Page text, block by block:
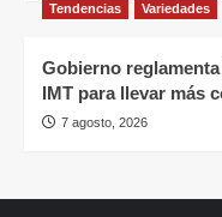
Tendencias Variedades
Gobierno
IMT para llevar más
7 agosto, 2026